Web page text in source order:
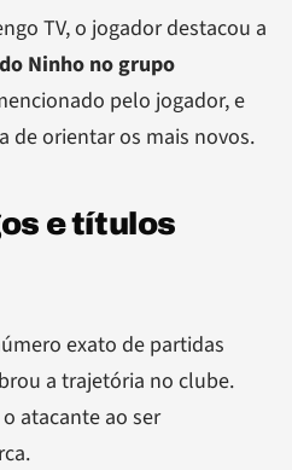
TV, o jogador destacou a
Ninho no grupo
pelo jogador, e
de orientar os mais novos.
e títulos
exato de partidas
a trajetória no clube.
o atacante ao ser